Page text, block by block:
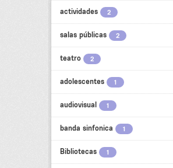
actividades 2
salas públicas 2
teatro 2
adolescentes 1
audiovisual 1
banda sinfonica 1
Bibliotecas 1